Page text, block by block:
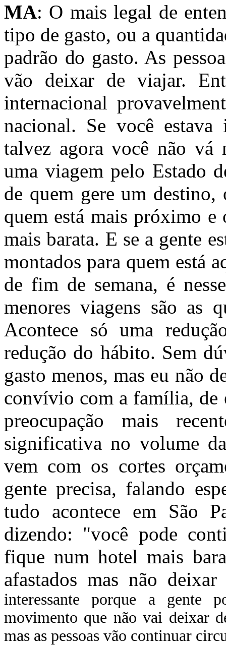
MA: O mais legal de
tipo de gasto, ou a
padrão do gasto. As
vão deixar de viajar.
internacional
nacional. Se você
talvez agora você não vá
uma viagem pelo Estado
de quem gere um
quem está mais próximo
mais barata. E se a gente
montados para quem está
de fim de semana, é
menores viagens são as
Acontece só uma
redução do hábito. Sem
gasto menos, mas eu não
convívio com a família, de
preocupação mais
significativa no volume
vem com os cortes
gente precisa, falando
tudo acontece em São
dizendo: "você pode
fique num hotel mais
afastados mas não
interessante porque a gente
movimento que não vai deixar
mas as pessoas vão continuar